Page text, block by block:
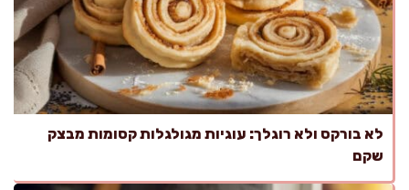
לא בורקס ולא רוגלך: עוגיות מגולגלות קסומות מבצק
שקם